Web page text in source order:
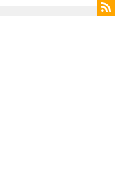
a lumii
simte, nu o spune
structurală a